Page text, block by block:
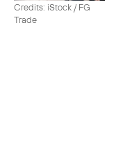
Credits: iStock / FG
Trade